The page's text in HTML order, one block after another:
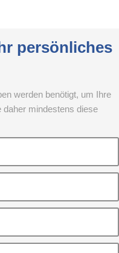
persönliches
werden benötigt, um Ihre
daher mindestens diese